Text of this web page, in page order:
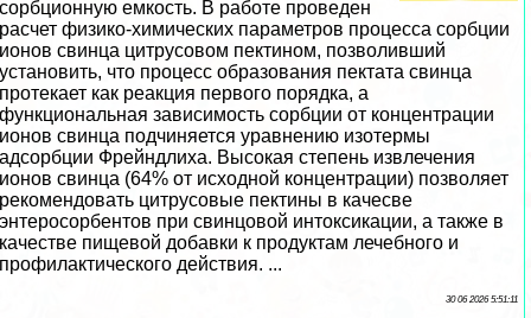
сорбционную емкость. В работе проведен
расчет физико-химических параметров процесса сорбции
ионов свинца цитрусовом пектином, позволивший
установить, что процесс образования пектата свинца
протекает как реакция первого порядка, а
функциональная зависимость сорбции от концентрации
ионов свинца подчиняется уравнению изотермы
адсорбции Фрейндлиха. Высокая степень извлечения
ионов свинца (64% от исходной концентрации) позволяет
рекомендовать цитрусовые пектины в качесве
энтеросорбентов при свинцовой интоксикации, а также в
качестве пищевой добавки к продуктам лечебного и
профилактического действия. ...
30 06 2026 5:51:11